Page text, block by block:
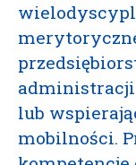
lub
mobilności.